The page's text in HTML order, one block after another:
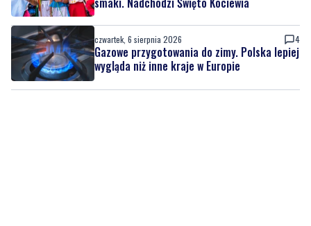
czwartek, 6 sierpnia 2026 4
Gazowe przygotowania do zimy. Polska lepiej
wygląda niż inne kraje w Europie